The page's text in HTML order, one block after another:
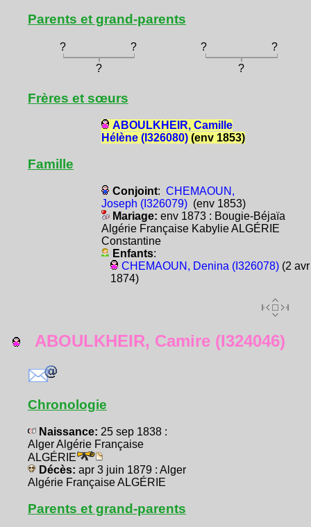
Parents et grand-parents
? ? ?
?
?
?
Frères et sœurs
ABOULKHEIR, Camille
Hélène (I326080)(env 1853)
Famille
Conjoint: CHEMAOUN,
Joseph (I326079)(env 1853)
Mariage: env 1873 : Bougie-Béjaïa
Algérie Française Kabylie ALGÉRIE
Constantine
Enfants:
CHEMAOUN, Denina (I326078)(2 avr
1874)
ABOULKHEIR, Camire (I324046)
Chronologie
Naissance: 25 sep 1838 :
Alger Algérie Française
ALGÉRIE
Décès: apr 3 juin 1879 : Alger
Algérie Française ALGÉRIE
Parents et grand-parents